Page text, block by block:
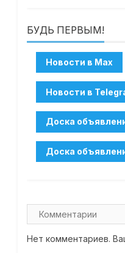
БУДЬ ПЕРВЫМ!
Нет комментариев.